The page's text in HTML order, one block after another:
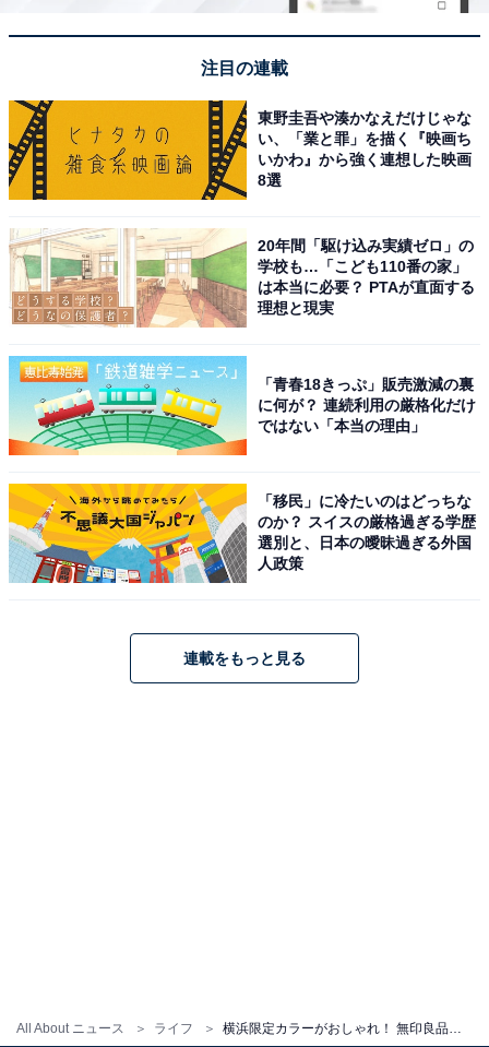
All About ニュース ライフ 横浜限定カラーがおしゃれ！ 無印良品で人気の「足なり直角靴下」地域限定デザインは23店舗のみで販売
注目の連載
東野圭吾や湊かなえだけじゃな
い、「業と罪」を描く『映画ち
いかわ』から強く連想した映画
8選
20年間「駆け込み実績ゼロ」の
学校も…「こども110番の家」
は本当に必要？ PTAが直面する
理想と現実
「青春18きっぷ」販売激減の裏
に何が？ 連続利用の厳格化だけ
ではない「本当の理由」
「移民」に冷たいのはどっちな
のか？ スイスの厳格過ぎる学歴
選別と、日本の曖昧過ぎる外国
人政策
連載をもっと見る